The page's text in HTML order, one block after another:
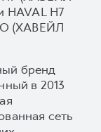
HAVAL H7
(ХАВЕЙЛ
бренд
в 2013
сеть